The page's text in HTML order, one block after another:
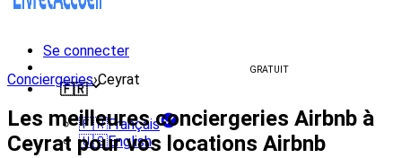
Se connecter
GRATUIT
🇫🇷
🇫🇷Français
🇺🇸English
Conciergeries›Ceyrat
Les meilleures conciergeries Airbnb à
Ceyrat pour vos locations Airbnb